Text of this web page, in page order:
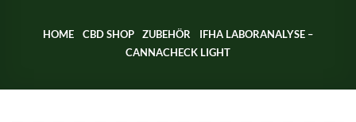
HOME CBD SHOP ZUBEHÖR
IFHA LABORANALYSE –
CANNACHECK LIGHT